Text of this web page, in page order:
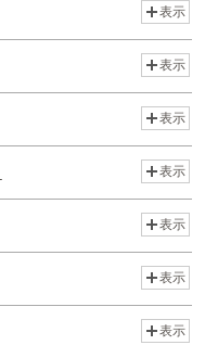
表示
表示
表示
表示
表示
表示
表示